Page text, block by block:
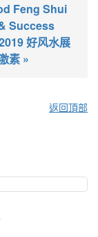
Feng Shui
Success
好风水展
素 »
返回頂部